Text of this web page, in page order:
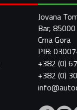
Jovana
Bar, 85000
Crna Gora
PIB:
+382 (0)
+382 (0)